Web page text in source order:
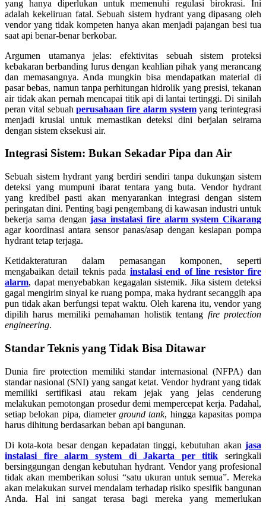
yang hanya diperlukan untuk memenuhi regulasi birokrasi. Ini
adalah kekeliruan fatal. Sebuah sistem hydrant yang dipasang oleh
vendor yang tidak kompeten hanya akan menjadi pajangan besi tua
saat api benar-benar berkobar.
Argumen utamanya jelas: efektivitas sebuah sistem proteksi
kebakaran berbanding lurus dengan keahlian pihak yang merancang
dan memasangnya. Anda mungkin bisa mendapatkan material di
pasar bebas, namun tanpa perhitungan hidrolik yang presisi, tekanan
air tidak akan pernah mencapai titik api di lantai tertinggi. Di sinilah
peran vital sebuahperusahaan fire alarm systemyang terintegrasi
menjadi krusial untuk memastikan deteksi dini berjalan seirama
dengan sistem eksekusi air.
Integrasi Sistem: Bukan Sekadar Pipa dan Air
Sebuah sistem hydrant yang berdiri sendiri tanpa dukungan sistem
deteksi yang mumpuni ibarat tentara yang buta. Vendor hydrant
yang kredibel pasti akan menyarankan integrasi dengan sistem
peringatan dini. Penting bagi pengembang di kawasan industri untuk
bekerja sama denganjasa instalasi fire alarm system Cikarang
agar koordinasi antara sensor panas/asap dengan kesiapan pompa
hydrant tetap terjaga.
Ketidakteraturan dalam pemasangan komponen, seperti
mengabaikan detail teknis pada instalasi end of line resistor fire
alarm, dapat menyebabkan kegagalan sistemik. Jika sistem deteksi
gagal mengirim sinyal ke ruang pompa, maka hydrant secanggih apa
pun tidak akan berfungsi tepat waktu. Oleh karena itu, vendor yang
dipilih harus memiliki pemahaman holistik tentang fire protection
engineering.
Standar Teknis yang Tidak Bisa Ditawar
Dunia fire protection memiliki standar internasional (NFPA) dan
standar nasional (SNI) yang sangat ketat. Vendor hydrant yang tidak
memiliki sertifikasi atau rekam jejak yang jelas cenderung
melakukan pemotongan prosedur demi mempercepat kerja. Padahal,
setiap belokan pipa, diameter ground tank, hingga kapasitas pompa
harus dihitung berdasarkan beban api bangunan.
Di kota-kota besar dengan kepadatan tinggi, kebutuhan akan jasa
instalasi fire alarm system di Jakarta per titik seringkali
bersinggungan dengan kebutuhan hydrant. Vendor yang profesional
tidak akan memberikan solusi “satu ukuran untuk semua”. Mereka
akan melakukan survei mendalam terhadap risiko spesifik bangunan
Anda. Hal ini sangat terasa bagi mereka yang memerlukan